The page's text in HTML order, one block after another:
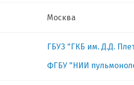
Москва
ГБУЗ "ГКБ им. Д.Д.
ФГБУ "НИИ